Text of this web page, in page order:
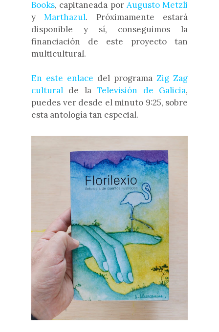
Books, capitaneada por Augusto Metzli
yMarthazul. Próximamente estará
disponible y sí, conseguimos la
financiación de este proyecto tan
multicultural.
En este enlace del programa Zig Zag
cultural de laTelevisión de Galicia,
puedes ver desde el minuto 9:25, sobre
esta antología tan especial.